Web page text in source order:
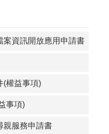
案資訊開放應用申請書
(權益事項)
事項)
親服務申請書